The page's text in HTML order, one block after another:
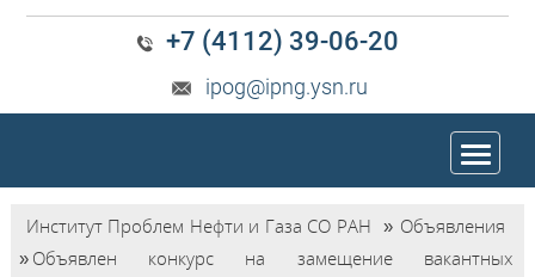
+7 (4112) 39-06-20
ipog@ipng.ysn.ru
trk
Институт Проблем Нефти и Газа СО РАН » Объявления
»Объявлен конкурс на замещение вакантных